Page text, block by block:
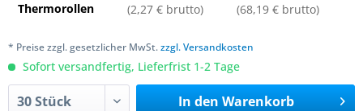
Thermorollen
(2,27 € brutto) (68,19 € brutto)
* Preise zzgl. gesetzlicher MwSt.zzgl. Versandkosten
Sofort versandfertig, Lieferfrist 1-2 Tage
In den Warenkorb